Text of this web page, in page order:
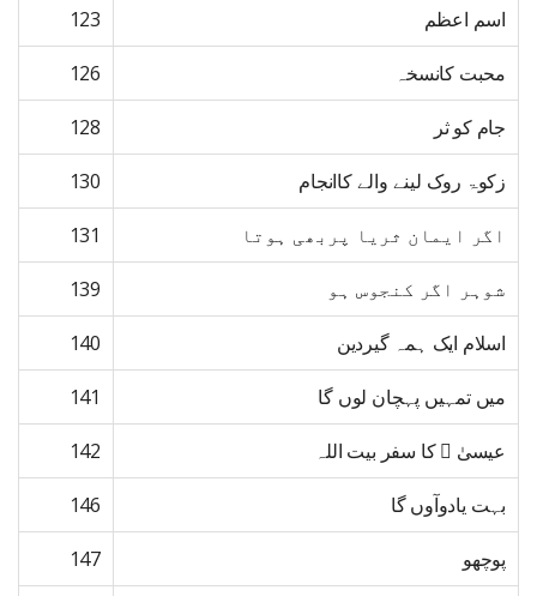
اسم اعظم 123
محبت کانسخہ 126
جام کو ثر 128
زکوۃ روک لینے والے کاانجام 130
اگر ایمان ثریا پربھی ہوتا 131
شوہر اگر کنجوس ہو 139
اسلام ایک ہمہ گیردین 140
میں تمہیں پہچان لوں گا 141
عیسیٰ ﷤ کا سفر بیت اللہ 142
بہت یادوآوں گا 146
پوچھو 147